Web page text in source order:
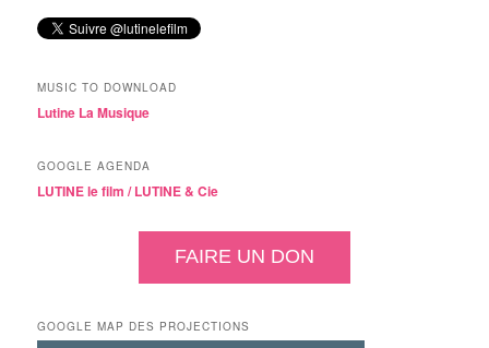
MUSIC TO DOWNLOAD
Lutine La Musique
GOOGLE AGENDA
LUTINE le film /LUTINE & Cie
FAIRE UN DON
GOOGLE MAP DES PROJECTIONS